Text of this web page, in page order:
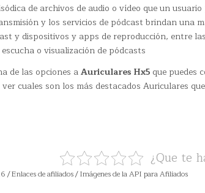
de archivos de audio o vídeo que un
y los servicios de pódcast brindan una
y dispositivos y apps de reproducción, entre
o visualización de pódcasts
de las opciones aAuriculares Hx5 que puedes
cuales son los más destacados Auriculares
¿Que te
Enlaces de afiliados / Imágenes de la API para Afiliados